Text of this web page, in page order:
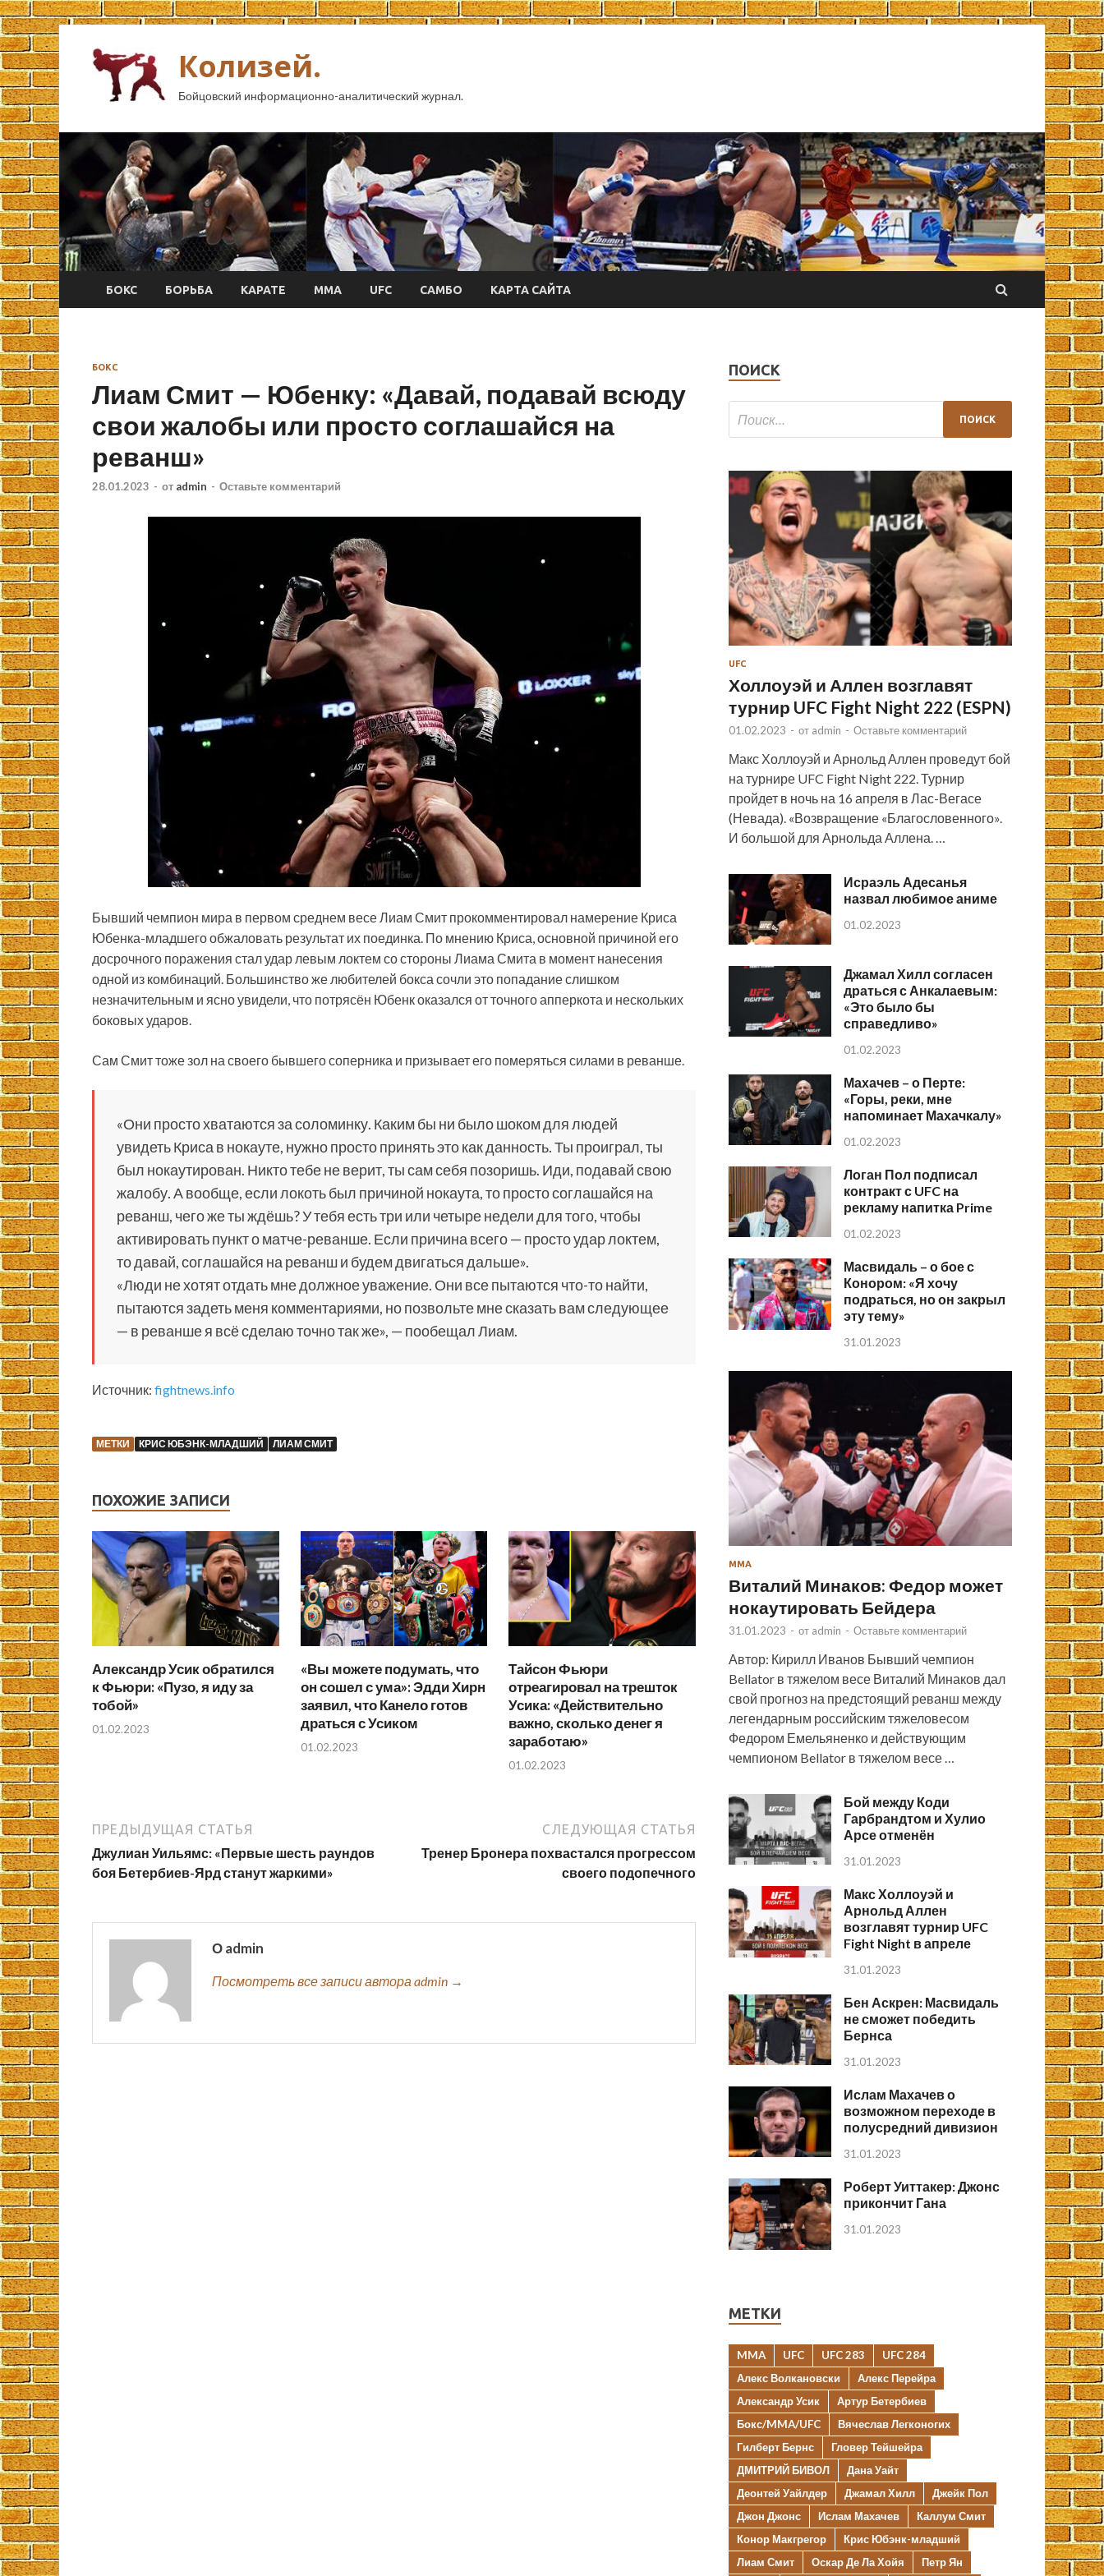
Колизей.
Бойцовский информационно-аналитический журнал.
БОКС БОРЬБА КАРАТЕ ММА UFC САМБО КАРТА САЙТА
БОКС
Лиам Смит — Юбенку: «Давай, подавай всюду
свои жалобы или просто соглашайся на
реванш»
28.01.2023 - от admin - Оставьте комментарий
Бывший чемпион мира в первом среднем весе Лиам Смит прокомментировал намерение Криса
Юбенка-младшего обжаловать результат их поединка. По мнению Криса, основной причиной его
досрочного поражения стал удар левым локтем со стороны Лиама Смита в момент нанесения
одной из комбинаций. Большинство же любителей бокса сочли это попадание слишком
незначительным и ясно увидели, что потрясён Юбенк оказался от точного апперкота и нескольких
боковых ударов.
Сам Смит тоже зол на своего бывшего соперника и призывает его померяться силами в реванше.
«Они просто хватаются за соломинку. Каким бы ни было шоком для людей
увидеть Криса в нокауте, нужно просто принять это как данность. Ты проиграл, ты
был нокаутирован. Никто тебе не верит, ты сам себя позоришь. Иди, подавай свою
жалобу. А вообще, если локоть был причиной нокаута, то просто соглашайся на
реванш, чего же ты ждёшь? У тебя есть три или четыре недели для того, чтобы
активировать пункт о матче-реванше. Если причина всего — просто удар локтем,
то давай, соглашайся на реванш и будем двигаться дальше».
«Люди не хотят отдать мне должное уважение. Они все пытаются что-то найти,
пытаются задеть меня комментариями, но позвольте мне сказать вам следующее
— в реванше я всё сделаю точно так же», — пообещал Лиам.
Источник: fightnews.info
МЕТКИ КРИС ЮБЭНК-МЛАДШИЙ ЛИАМ СМИТ
ПОХОЖИЕ ЗАПИСИ
Александр Усик обратился
к Фьюри: «Пузо, я иду за
тобой»
01.02.2023
«Вы можете подумать, что
он сошел с ума»: Эдди Хирн
заявил, что Канело готов
драться с Усиком
01.02.2023
Тайсон Фьюри
отреагировал на трешток
Усика: «Действительно
важно, сколько денег я
заработаю»
01.02.2023
ПРЕДЫДУЩАЯ СТАТЬЯ
Джулиан Уильямс: «Первые шесть раундов
боя Бетербиев-Ярд станут жаркими»
СЛЕДУЮЩАЯ СТАТЬЯ
Тренер Бронера похвастался прогрессом
своего подопечного
О admin
Посмотреть все записи автора admin →
ПОИСК
UFC
Холлоуэй и Аллен возглавят
турнир UFC Fight Night 222 (ESPN)
01.02.2023 - от admin - Оставьте комментарий
Макс Холлоуэй и Арнольд Аллен проведут бой
на турнире UFC Fight Night 222. Турнир
пройдет в ночь на 16 апреля в Лас-Вегасе
(Невада). «Возвращение «Благословенного».
И большой для Арнольда Аллена. …
Исраэль Адесанья
назвал любимое аниме
01.02.2023
Джамал Хилл согласен
драться с Анкалаевым:
«Это было бы
справедливо»
01.02.2023
Махачев – о Перте:
«Горы, реки, мне
напоминает Махачкалу»
01.02.2023
Логан Пол подписал
контракт с UFC на
рекламу напитка Prime
01.02.2023
Масвидаль – о бое с
Конором: «Я хочу
подраться, но он закрыл
эту тему»
31.01.2023
ММА
Виталий Минаков: Федор может
нокаутировать Бейдера
31.01.2023 - от admin - Оставьте комментарий
Автор: Кирилл Иванов Бывший чемпион
Bellator в тяжелом весе Виталий Минаков дал
свой прогноз на предстоящий реванш между
легендарным российским тяжеловесом
Федором Емельяненко и действующим
чемпионом Bellator в тяжелом весе …
Бой между Коди
Гарбрандтом и Хулио
Арсе отменён
31.01.2023
Макс Холлоуэй и
Арнольд Аллен
возглавят турнир UFC
Fight Night в апреле
31.01.2023
Бен Аскрен: Масвидаль
не сможет победить
Бернса
31.01.2023
Ислам Махачев о
возможном переходе в
полусредний дивизион
31.01.2023
Роберт Уиттакер: Джонс
прикончит Гана
31.01.2023
МЕТКИ
MMA UFC UFC 283
UFC 284
Алекс Волкановски
Алекс Перейра
Александр Усик
Артур Бетербиев
Бокс/MMA/UFC
Вячеслав Легконогих
Гилберт Бернс
Гловер Тейшейра
ДМИТРИЙ БИВОЛ
Дана Уайт
Деонтей Уайлдер
Джамал Хилл
Джейк Пол
Джон Джонс
Ислам Махачев
Каллум Смит
Конор Макгрегор
Крис Юбэнк-младший
Лиам Смит
Оскар Де Ла Хойя Петр Ян